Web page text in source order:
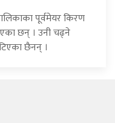
पूर्वमेयर किरण
छन् । उनी चढ्ने
छैनन् ।